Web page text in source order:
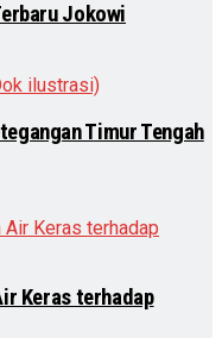
Jokowi
Timur Tengah
Keras terhadap